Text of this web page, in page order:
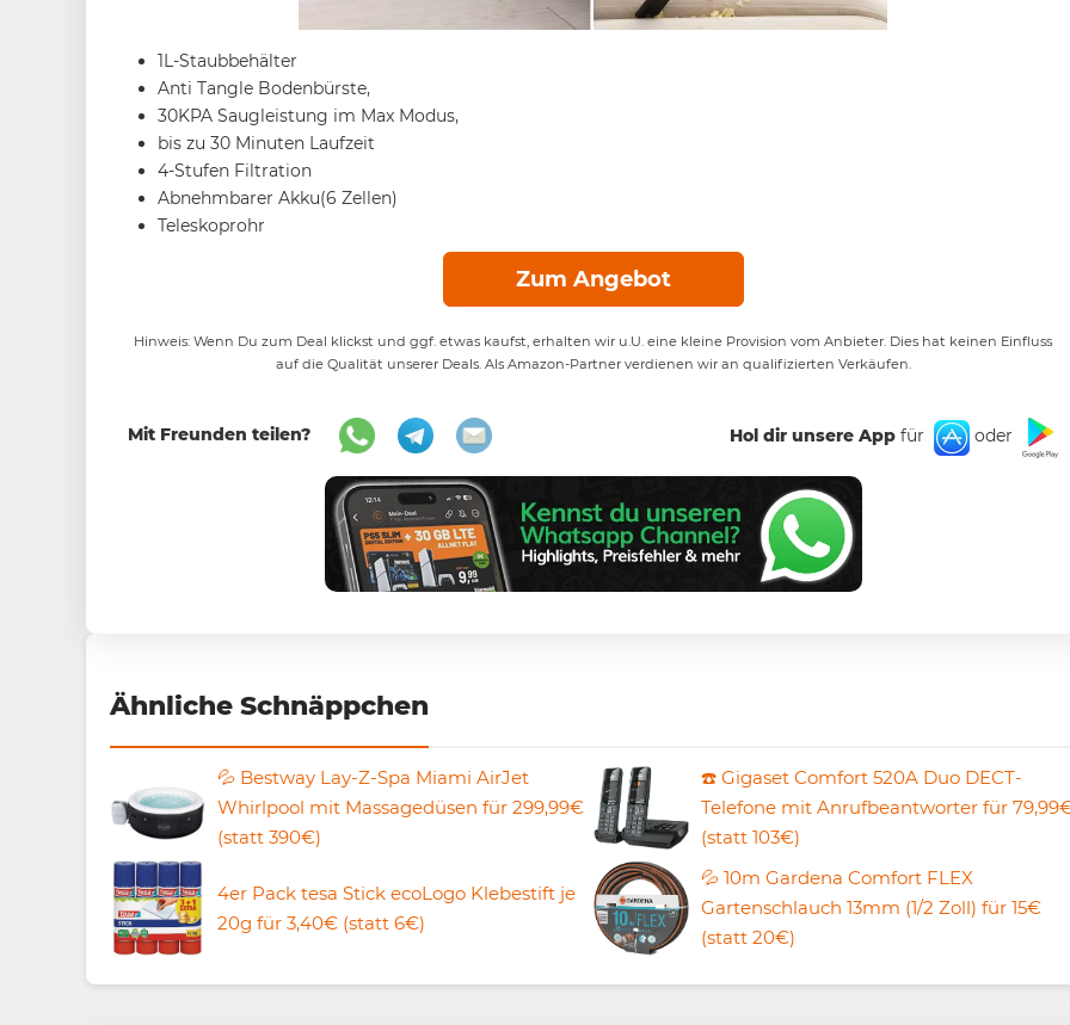
1L-Staubbehälter
Anti Tangle Bodenbürste,
30KPA Saugleistung im Max Modus,
bis zu 30 Minuten Laufzeit
4-Stufen Filtration
Abnehmbarer Akku(6 Zellen)
Teleskoprohr
Zum Angebot
Hinweis: Wenn Du zum Deal klickst und ggf. etwas kaufst, erhalten wir u.U. eine kleine Provision vom Anbieter. Dies hat keinen Einfluss
auf die Qualität unserer Deals. Als Amazon-Partner verdienen wir an qualifizierten Verkäufen.
Mit Freunden teilen? Hol dir unsere App für oder
Ähnliche Schnäppchen
💦 Bestway Lay-Z-Spa Miami AirJet
Whirlpool mit Massagedüsen für 299,99€
(statt 390€)
☎️ Gigaset Comfort 520A Duo DECT-
Telefone mit Anrufbeantworter für
(statt 103€)
4er Pack tesa Stick ecoLogo Klebestift je
20g für 3,40€ (statt 6€)
💦 10m Gardena Comfort FLEX
Gartenschlauch 13mm (1/2 Zoll) für 15€
(statt 20€)